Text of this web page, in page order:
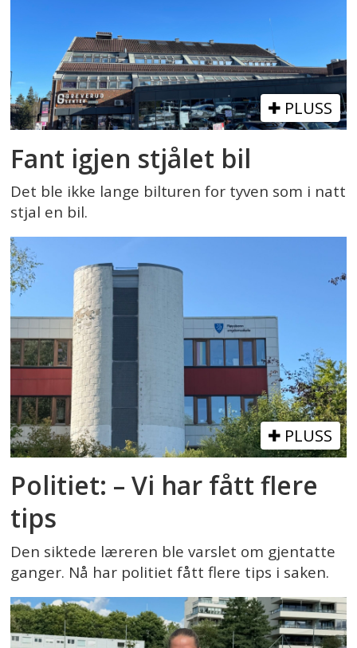
PLUSS
Fant igjen stjålet bil
Det ble ikke lange bilturen for tyven som i natt
stjal en bil.
PLUSS
Politiet: – Vi har fått flere
tips
Den siktede læreren ble varslet om gjentatte
ganger. Nå har politiet fått flere tips i saken.